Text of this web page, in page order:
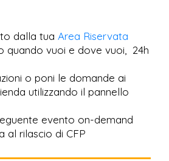
dalla tua Area Riservata
quando vuoi e dove vuoi, 24h
o poni le domande ai
utilizzando il pannello
evento on-demand
al rilascio di CFP